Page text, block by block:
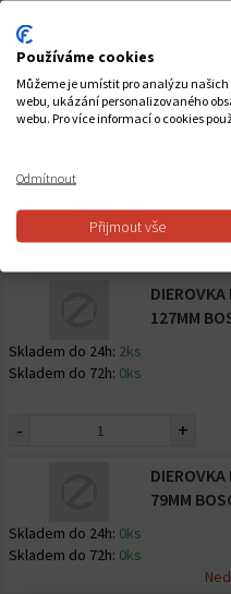
-
Skladem do 24h:
Skladem do 72h:
- +
DIEROVKA
127MM
Skladem do 24h: 2ks
Skladem do 72h: 0ks
- +
DIEROVKA
79MM
Skladem do 24h: 0ks
Skladem do 72h: 0ks
Používáme cookies
Můžeme je umístit pro analýzu
webu, ukázání personalizovaného
webu. Pro více informací o cookies
Odmítnout
Přijmout vše